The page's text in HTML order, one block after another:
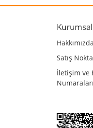
Bu
Kurumsal
Hakkımızda
Satış
İletişim ve
Numaraları